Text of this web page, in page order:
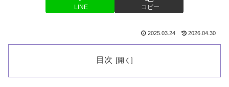
LINE コピー
2025.03.24 2026.04.30
目次